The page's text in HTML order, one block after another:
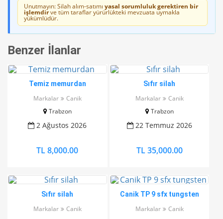
Unutmayın: Silah alım-satımı yasal sorumluluk gerektiren bir
işlemdirve tüm taraflar yürürlükteki mevzuata uymakla
yükümlüdür.
Benzer İlanlar
Temiz memurdan
Markalar
Canik
Trabzon
2 Ağustos 2026
TL 8,000.00
Sıfır silah
Markalar
Canik
Trabzon
22 Temmuz 2026
TL 35,000.00
Sıfır silah
Markalar
Canik
Canik TP 9 sfx tungsten
Markalar
Canik